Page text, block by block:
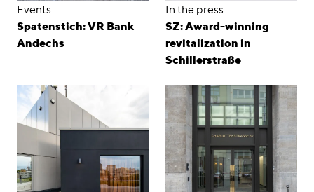
Events
Spatenstich: VR Bank
Andechs
In the press
SZ: Award-winning
revitalization in
Schillerstraße